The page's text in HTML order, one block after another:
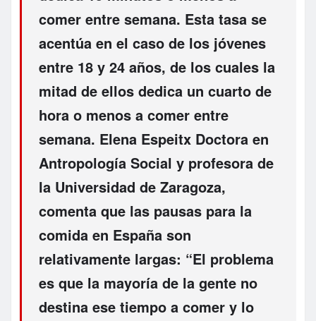
comer entre semana. Esta tasa se
acentúa en el caso de los jóvenes
entre 18 y 24 años, de los cuales la
mitad de ellos dedica un cuarto de
hora o menos a comer entre
semana. Elena Espeitx Doctora en
Antropología Social y profesora de
la Universidad de Zaragoza,
comenta que las pausas para la
comida en España son
relativamente largas: “El problema
es que la mayoría de la gente no
destina ese tiempo a comer y lo